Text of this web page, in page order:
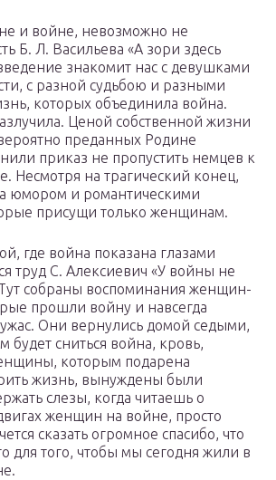
и войне, невозможно не
Б. Л. Васильева «А зори здесь
знакомит нас с девушками
с разной судьбою и разными
которых объединила война.
Ценой собственной жизни
преданных Родине
приказ не пропустить немцев к
Несмотря на трагический конец,
юмором и романтическими
присущи только женщинам.
где война показана глазами
труд С. Алексиевич «У войны не
собраны воспоминания женщин-
прошли войну и навсегда
Они вернулись домой седыми,
будет сниться война, кровь,
которым подарена
жизнь, вынуждены были
слезы, когда читаешь о
женщин на войне, просто
сказать огромное спасибо, что
для того, чтобы мы сегодня жили в